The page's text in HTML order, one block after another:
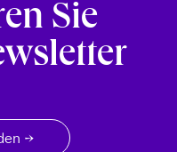
Sie
→